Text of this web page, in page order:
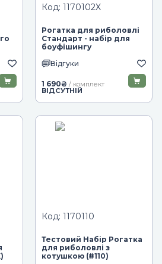
Код: 1170102X
Рогатка для риболовлі
Стандарт - набір для
боуфішингу
Відгуки
1 690₴ / комплект
ВІДСУТНІЙ
Код: 1170110
Тестовий Набір Рогатка
для риболовлі з
котушкою (#110)